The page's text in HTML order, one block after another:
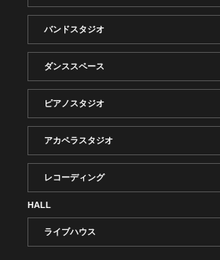
バンドスタジオ
ダンススペース
ピアノスタジオ
アカペラスタジオ
レコーディング
HALL
ライブハウス